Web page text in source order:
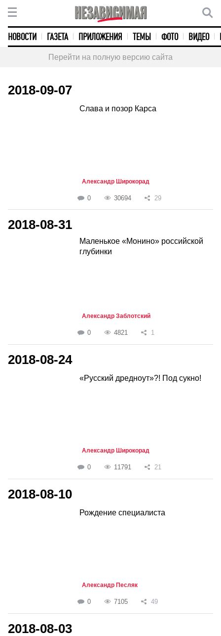
НОВОСТИ ГАЗЕТА ПРИЛОЖЕНИЯ ТЕМЫ ФОТО ВИДЕО
Перейти на полную версию сайта
2018-09-07
Слава и позор Карса
Александр Широкорад
0 30694 29
2018-08-31
Маленькое «Монино» российской
глубинки
Александр Заблотский
0 4821 1
2018-08-24
«Русский дредноут»?! Под сукно!
Александр Широкорад
0 11791 21
2018-08-10
Рождение специалиста
Александр Песляк
0 7105 49
2018-08-03